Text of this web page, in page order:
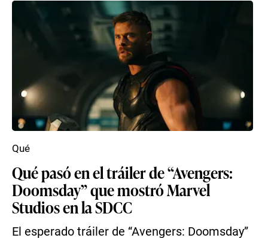
Qué pasó en el tráiler de “Avengers:
Doomsday” que mostró Marvel
Studios en la SDCC
El esperado tráiler de “Avengers: Doomsday”
Qué